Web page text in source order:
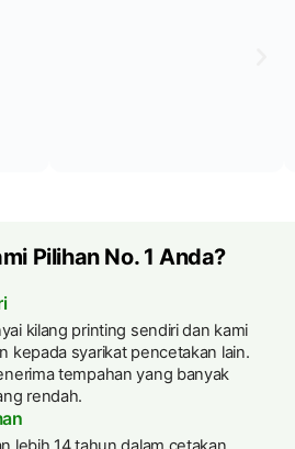
Pilihan No. 1 Anda?
kilang printing sendiri dan kami
kepada syarikat pencetakan lain.
tempahan yang banyak
rendah.